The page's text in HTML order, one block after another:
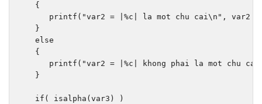
{
      printf
( "var2 = |%c| la mot chu cai\n" , var2
}
else
{
      printf
( "var2 = |%c| khong phai la mot chu
}
if ( isalpha ( var3 )
)